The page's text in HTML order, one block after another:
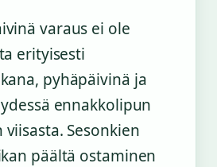
varaus ei ole
erityisesti
pyhäpäivinä ja
ennakkolipun
Sesonkien
päältä ostaminen